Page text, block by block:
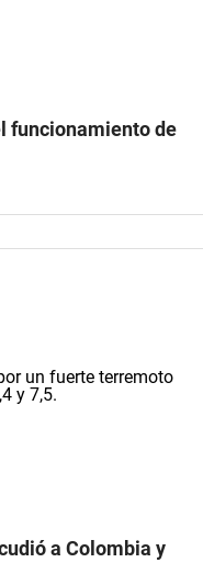
funcionamiento de
a Colombia y